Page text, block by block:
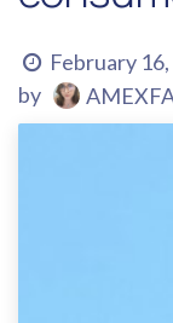
February
by